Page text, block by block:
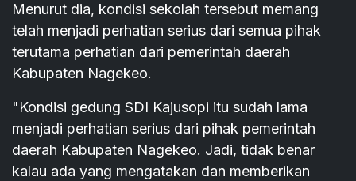
Menurut dia, kondisi sekolah tersebut memang
telah menjadi perhatian serius dari semua pihak
terutama perhatian dari pemerintah daerah
Kabupaten Nagekeo.
"Kondisi gedung SDI Kajusopi itu sudah lama
menjadi perhatian serius dari pihak pemerintah
daerah Kabupaten Nagekeo. Jadi, tidak benar
kalau ada yang mengatakan dan memberikan